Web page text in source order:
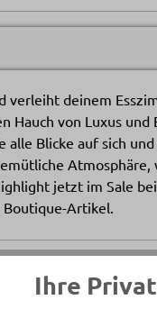
verleiht deinem
von Luxus
alle Blicke auf sich
Atmosphäre,
jetzt im Sale
Boutique-Artikel.
18180027..
Ihre